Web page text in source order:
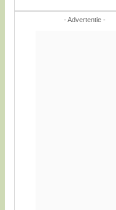
- Advertentie -